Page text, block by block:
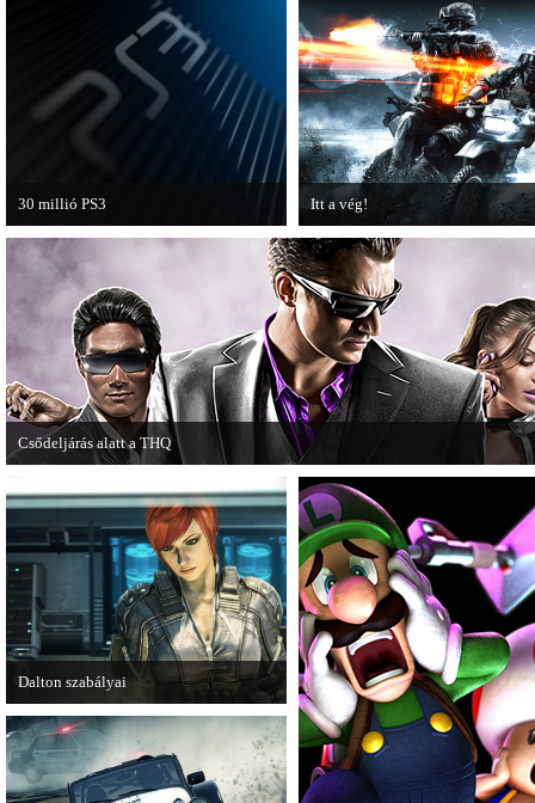
Megjött a Lightning Returns: Final Fantasy XIII című játék első hivatalos
30 millió PS3
A PAL régióban a PS3 átlépte a 30
milliós eladott darabszámot.
Itt a vég!
Hamarosan minden infó kiderül a
Battlefield 3 utolsó, End Game
kiegészítőjéről.
Csődeljárás alatt a THQ
Egy újabb videojáték-kiadó került csődeljárás alá, aki nem más, mint a THQ.
Dalton szabályai
Új videóval jelentkezik az Insomniac
Games játéka, a Fuse.